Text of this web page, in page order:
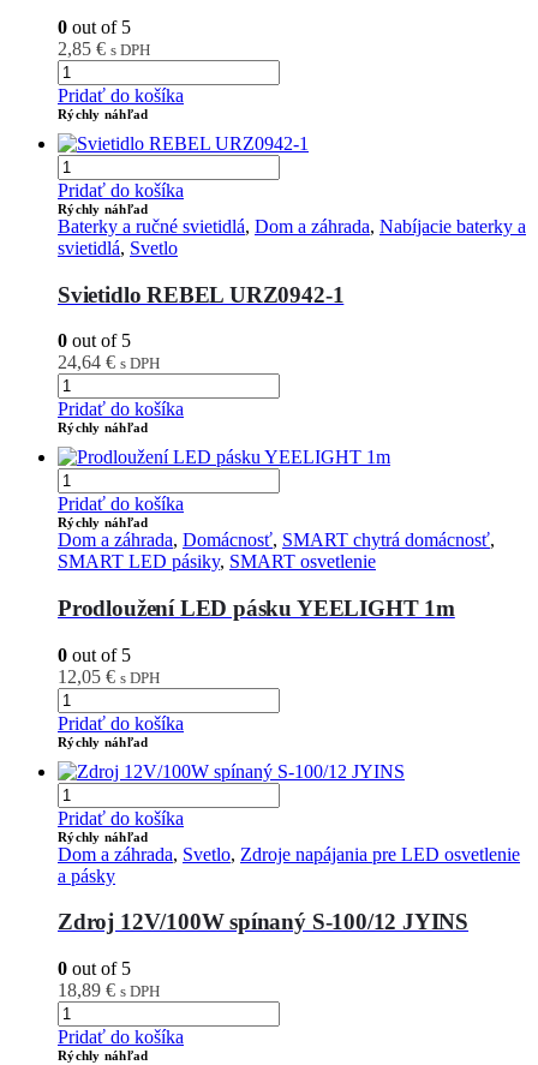
0 out of 5
2,85 € s DPH
Pridať do košíka
Rýchly náhľad
Pridať do košíka
Rýchly náhľad
Baterky a ručné svietidlá, Dom a záhrada, Nabíjacie baterky a
svietidlá, Svetlo
Svietidlo REBEL URZ0942-1
0 out of 5
24,64 € s DPH
Pridať do košíka
Rýchly náhľad
Pridať do košíka
Rýchly náhľad
Dom a záhrada, Domácnosť, SMART chytrá domácnosť,
SMART LED pásiky, SMART osvetlenie
Prodloužení LED pásku YEELIGHT 1m
0 out of 5
12,05 € s DPH
Pridať do košíka
Rýchly náhľad
Pridať do košíka
Rýchly náhľad
Dom a záhrada, Svetlo, Zdroje napájania pre LED osvetlenie
a pásky
Zdroj 12V/100W spínaný S-100/12 JYINS
0 out of 5
18,89 € s DPH
Pridať do košíka
Rýchly náhľad